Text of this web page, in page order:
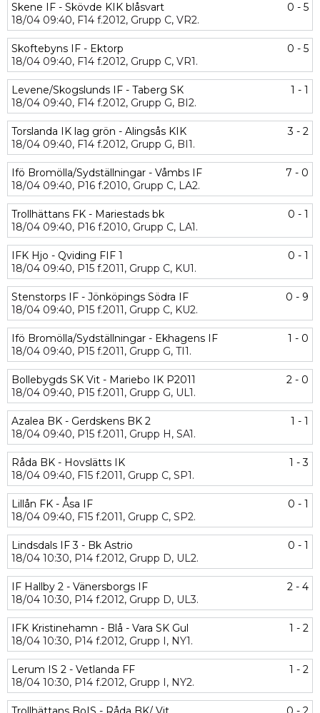
Skene IF - Skövde KIK blåsvart
0 - 5
18/04 09:40, F14 f.2012, Grupp C, VR2.
Skoftebyns IF - Ektorp
0 - 5
18/04 09:40, F14 f.2012, Grupp C, VR1.
Levene/Skogslunds IF - Taberg SK
1 - 1
18/04 09:40, F14 f.2012, Grupp G, BI2.
Torslanda IK lag grön - Alingsås KIK
3 - 2
18/04 09:40, F14 f.2012, Grupp G, BI1.
Ifö Bromölla/Sydställningar - Våmbs IF
7 - 0
18/04 09:40, P16 f.2010, Grupp C, LA2.
Trollhättans FK - Mariestads bk
0 - 1
18/04 09:40, P16 f.2010, Grupp C, LA1.
IFK Hjo - Qviding FIF 1
0 - 1
18/04 09:40, P15 f.2011, Grupp C, KU1.
Stenstorps IF - Jönköpings Södra IF
0 - 9
18/04 09:40, P15 f.2011, Grupp C, KU2.
Ifö Bromölla/Sydställningar - Ekhagens IF
1 - 0
18/04 09:40, P15 f.2011, Grupp G, TI1.
Bollebygds SK Vit - Mariebo IK P2011
2 - 0
18/04 09:40, P15 f.2011, Grupp G, UL1.
Azalea BK - Gerdskens BK 2
1 - 1
18/04 09:40, P15 f.2011, Grupp H, SA1.
Råda BK - Hovslätts IK
1 - 3
18/04 09:40, F15 f.2011, Grupp C, SP1.
Lillån FK - Åsa IF
0 - 1
18/04 09:40, F15 f.2011, Grupp C, SP2.
Lindsdals IF 3 - Bk Astrio
0 - 1
18/04 10:30, P14 f.2012, Grupp D, UL2.
IF Hallby 2 - Vänersborgs IF
2 - 4
18/04 10:30, P14 f.2012, Grupp D, UL3.
IFK Kristinehamn - Blå - Vara SK Gul
1 - 2
18/04 10:30, P14 f.2012, Grupp I, NY1.
Lerum IS 2 - Vetlanda FF
1 - 2
18/04 10:30, P14 f.2012, Grupp I, NY2.